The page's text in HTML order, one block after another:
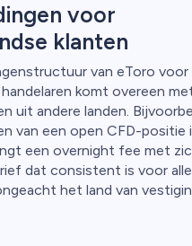
voor
klanten
van eToro voor
komt overeen
uit andere landen.
van een open CFD-positie
een overnight fee met
dat consistent is voor alle
het land van